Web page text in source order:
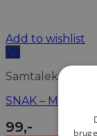
Add to wishlist
Vis
Samtalekort
SNAK – Musik
99,-